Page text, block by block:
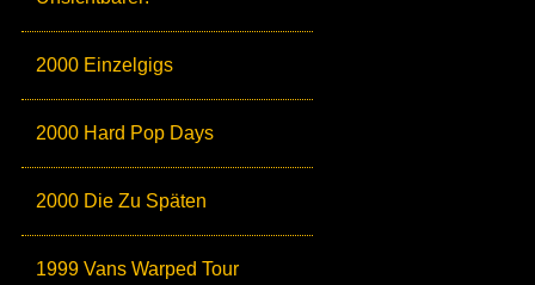
2000 Einzelgigs
2000 Hard Pop Days
2000 Die Zu Späten
1999 Vans Warped Tour